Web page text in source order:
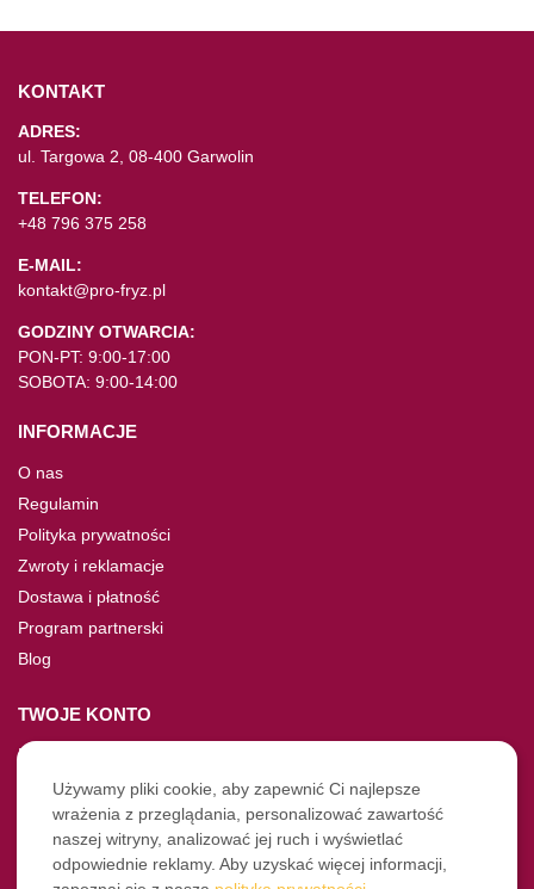
KONTAKT
ADRES:
ul. Targowa 2, 08-400 Garwolin
TELEFON:
+48 796 375 258
E-MAIL:
kontakt@pro-fryz.pl
GODZINY OTWARCIA:
PON-PT: 9:00-17:00
SOBOTA: 9:00-14:00
INFORMACJE
O nas
Regulamin
Polityka prywatności
Zwroty i reklamacje
Dostawa i płatność
Program partnerski
Blog
TWOJE KONTO
Moje konto
Nie pamiętasz hasła?
Twoje zamówienia
NASZE SOCIALE
Używamy pliki cookie, aby zapewnić Ci najlepsze
wrażenia z przeglądania, personalizować zawartość
naszej witryny, analizować jej ruch i wyświetlać
odpowiednie reklamy. Aby uzyskać więcej informacji,